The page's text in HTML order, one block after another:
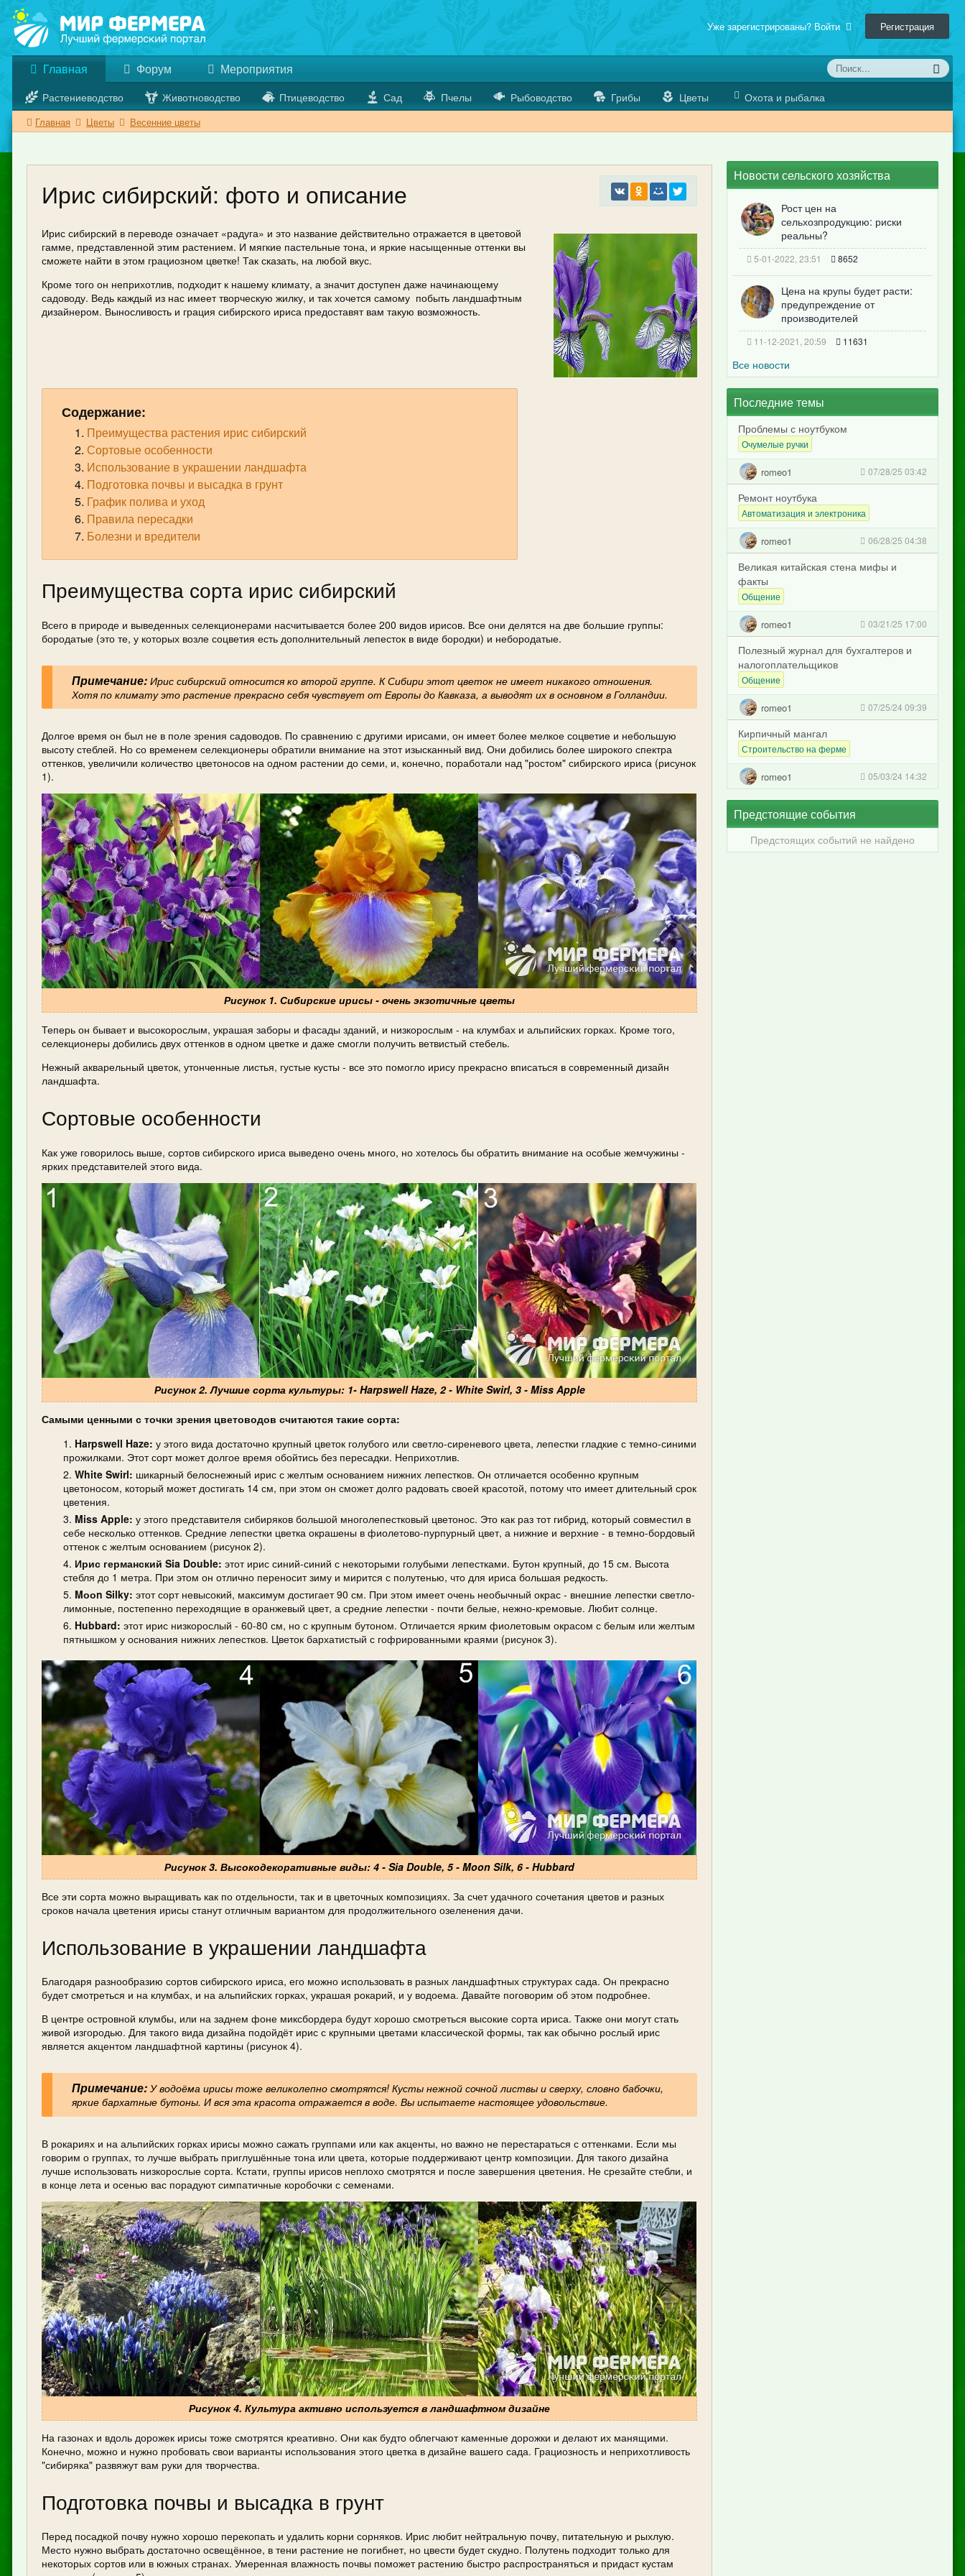
Уже зарегистрированы? Войти Регистрация
Главная
Растениеводство Животноводство Птицеводство Сад Пчелы Рыбоводство Грибы Цветы Охота и рыбалка
Форум Мероприятия
Главная Цветы Весенние цветы
Ирис сибирский: фото и описание
Ирис сибирский в переводе означает «радуга» и это название действительно отражается в цветовой
гамме, представленной этим растением. И мягкие пастельные тона, и яркие насыщенные оттенки вы
сможете найти в этом грациозном цветке! Так сказать, на любой вкус.
Кроме того он неприхотлив, подходит к нашему климату, а значит доступен даже начинающему
садоводу. Ведь каждый из нас имеет творческую жилку, и так хочется самому побыть ландшафтным
дизайнером. Выносливость и грация сибирского ириса предоставят вам такую возможность.
Содержание:
Преимущества растения ирис сибирский
Сортовые особенности
Использование в украшении ландшафта
Подготовка почвы и высадка в грунт
График полива и уход
Правила пересадки
Болезни и вредители
Преимущества сорта ирис сибирский
Всего в природе и выведенных селекционерами насчитывается более 200 видов ирисов. Все они делятся на две большие группы:
бородатые (это те, у которых возле соцветия есть дополнительный лепесток в виде бородки) и небородатые.
Примечание: Ирис сибирский относится ко второй группе. К Сибири этот цветок не имеет никакого отношения.
Хотя по климату это растение прекрасно себя чувствует от Европы до Кавказа, а выводят их в основном в Голландии.
Долгое время он был не в поле зрения садоводов. По сравнению с другими ирисами, он имеет более мелкое соцветие и небольшую
высоту стеблей. Но со временем селекционеры обратили внимание на этот изысканный вид. Они добились более широкого спектра
оттенков, увеличили количество цветоносов на одном растении до семи, и, конечно, поработали над "ростом" сибирского ириса (рисунок
1).
Рисунок 1. Сибирские ирисы - очень экзотичные цветы
Теперь он бывает и высокорослым, украшая заборы и фасады зданий, и низкорослым - на клумбах и альпийских горках. Кроме того,
селекционеры добились двух оттенков в одном цветке и даже смогли получить ветвистый стебель.
Нежный акварельный цветок, утонченные листья, густые кусты - все это помогло ирису прекрасно вписаться в современный дизайн
ландшафта.
Сортовые особенности
Как уже говорилось выше, сортов сибирского ириса выведено очень много, но хотелось бы обратить внимание на особые жемчужины -
ярких представителей этого вида.
Рисунок 2. Лучшие сорта культуры: 1- Harpswell Haze, 2 - White Swirl, 3 - Miss Apple
Самыми ценными с точки зрения цветоводов считаются такие сорта:
Harpswell Haze: у этого вида достаточно крупный цветок голубого или светло-сиреневого цвета, лепестки гладкие с темно-синими
прожилками. Этот сорт может долгое время обойтись без пересадки. Неприхотлив.
White Swirl: шикарный белоснежный ирис с желтым основанием нижних лепестков. Он отличается особенно крупным
цветоносом, который может достигать 14 см, при этом он сможет долго радовать своей красотой, потому что имеет длительный срок
цветения.
Miss Apple: у этого представителя сибиряков большой многолепестковый цветонос. Это как раз тот гибрид, который совместил в
себе несколько оттенков. Средние лепестки цветка окрашены в фиолетово-пурпурный цвет, а нижние и верхние - в темно-бордовый
оттенок с желтым основанием (рисунок 2).
Ирис германский Sia Double: этот ирис синий-синий с некоторыми голубыми лепестками. Бутон крупный, до 15 см. Высота
стебля до 1 метра. При этом он отлично переносит зиму и мирится с полутенью, что для ириса большая редкость.
Mооn Silky: этот сорт невысокий, максимум достигает 90 см. При этом имеет очень необычный окрас - внешние лепестки светло-
лимонные, постепенно переходящие в оранжевый цвет, а средние лепестки - почти белые, нежно-кремовые. Любит солнце.
Hubbard: этот ирис низкорослый - 60-80 см, но с крупным бутоном. Отличается ярким фиолетовым окрасом с белым или желтым
пятнышком у основания нижних лепестков. Цветок бархатистый с гофрированными краями (рисунок 3).
Рисунок 3. Высокодекоративные виды: 4 - Sia Double, 5 - Moon Silk, 6 - Hubbard
Все эти сорта можно выращивать как по отдельности, так и в цветочных композициях. За счет удачного сочетания цветов и разных
сроков начала цветения ирисы станут отличным вариантом для продолжительного озеленения дачи.
Использование в украшении ландшафта
Благодаря разнообразию сортов сибирского ириса, его можно использовать в разных ландшафтных структурах сада. Он прекрасно
будет смотреться и на клумбах, и на альпийских горках, украшая рокарий, и у водоема. Давайте поговорим об этом подробнее.
В центре островной клумбы, или на заднем фоне миксбордера будут хорошо смотреться высокие сорта ириса. Также они могут стать
живой изгородью. Для такого вида дизайна подойдёт ирис с крупными цветами классической формы, так как обычно рослый ирис
является акцентом ландшафтной картины (рисунок 4).
Примечание: У водоёма ирисы тоже великолепно смотрятся! Кусты нежной сочной листвы и сверху, словно бабочки,
яркие бархатные бутоны. И вся эта красота отражается в воде. Вы испытаете настоящее удовольствие.
В рокариях и на альпийских горках ирисы можно сажать группами или как акценты, но важно не перестараться с оттенками. Если мы
говорим о группах, то лучше выбрать приглушённые тона или цвета, которые поддерживают центр композиции. Для такого дизайна
лучше использовать низкорослые сорта. Кстати, группы ирисов неплохо смотрятся и после завершения цветения. Не срезайте стебли, и
в конце лета и осенью вас порадуют симпатичные коробочки с семенами.
Рисунок 4. Культура активно используется в ландшафтном дизайне
На газонах и вдоль дорожек ирисы тоже смотрятся креативно. Они как будто облегчают каменные дорожки и делают их манящими.
Конечно, можно и нужно пробовать свои варианты использования этого цветка в дизайне вашего сада. Грациозность и неприхотливость
"сибиряка" развяжут вам руки для творчества.
Подготовка почвы и высадка в грунт
Перед посадкой почву нужно хорошо перекопать и удалить корни сорняков. Ирис любит нейтральную почву, питательную и рыхлую.
Место нужно выбрать достаточно освещённое, в тени растение не погибнет, но цвести будет скудно. Полутень подходит только для
некоторых сортов или в южных странах. Умеренная влажность почвы поможет растению быстро распространяться и придаст кустам
Новости сельского хозяйства
Рост цен на
сельхозпродукцию: риски
реальны?
5-01-2022, 23:51 8652
Цена на крупы будет расти:
предупреждение от
производителей
11-12-2021, 20:59 11631
Все новости
Последние темы
Проблемы с ноутбуком
Очумелые ручки
romeo1 07/28/25 03:42
Ремонт ноутбука
Автоматизация и электроника
romeo1 06/28/25 04:38
Великая китайская стена мифы и
факты
Общение
romeo1 03/21/25 17:00
Полезный журнал для бухгалтеров и
налогоплательщиков
Общение
romeo1 07/25/24 09:39
Кирпичный мангал
Строительство на ферме
romeo1 05/03/24 14:32
Предстоящие события
Предстоящих событий не найдено